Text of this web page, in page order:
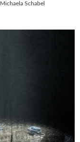
Michaela Schabel